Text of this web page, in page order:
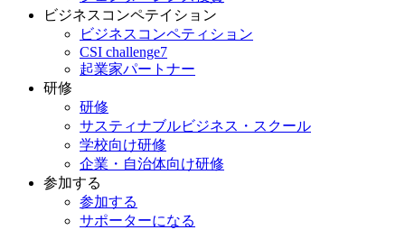
ビジネスコンペテイション
ビジネスコンペティション
CSI challenge7
起業家パートナー
研修
研修
サスティナブルビジネス・スクール
学校向け研修
企業・自治体向け研修
参加する
参加する
サポーターになる